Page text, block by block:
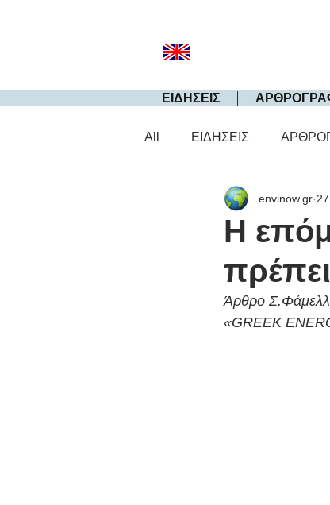
ΕΙΔΗΣΕΙΣ
All ΕΙΔΗΣΕΙΣ
Η
envinow.gr
Άρθρο
«GREEK